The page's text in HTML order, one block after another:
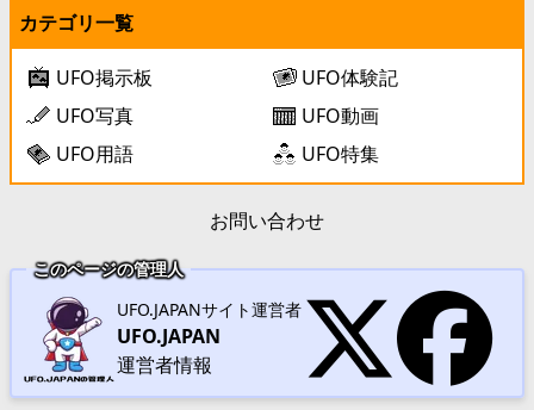
カテゴリ一覧
UFO掲示板
UFO体験記
UFO写真
UFO動画
UFO用語
UFO特集
お問い合わせ
このページの管理人
UFO.JAPANサイト運営者
UFO.JAPAN
運営者情報